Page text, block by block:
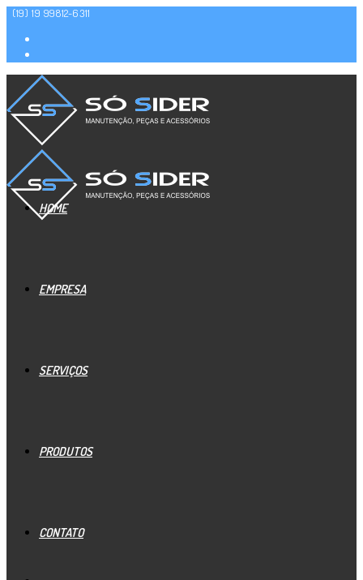
(19) 19 99812-6311
HOME
EMPRESA
SERVIÇOS
PRODUTOS
CONTATO